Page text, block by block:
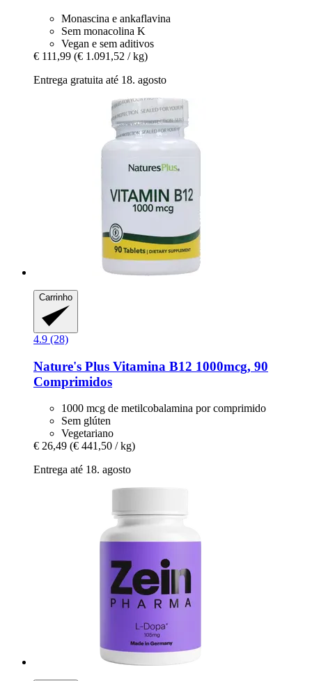
Monascina e ankaflavina
Sem monacolina K
Vegan e sem aditivos
€ 111,99 (€ 1.091,52 / kg)
Entrega gratuita até 18. agosto
Carrinho
4.9 (28)
Nature's Plus Vitamina B12 1000mcg, 90
Comprimidos
1000 mcg de metilcobalamina por comprimido
Sem glúten
Vegetariano
€ 26,49 (€ 441,50 / kg)
Entrega até 18. agosto